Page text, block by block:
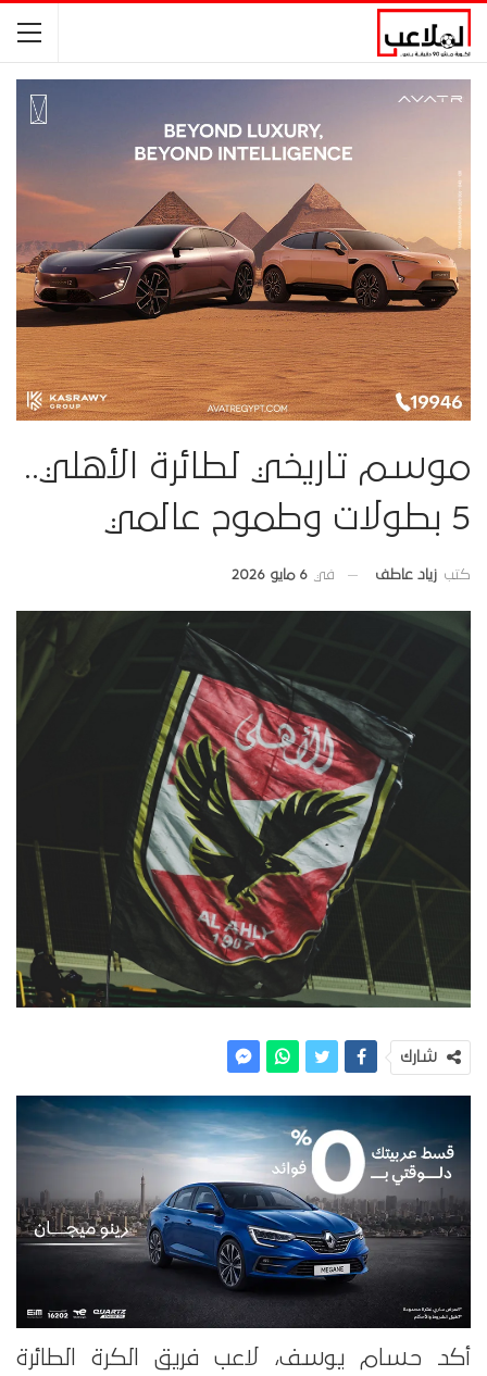
موسم تاريخي لطائرة الأهلي..
5 بطولات وطموح عالمي
كتب زياد عاطف في 6 مايو 2026
شارك
أكد حسام يوسف، لاعب فريق الكرة الطائرة